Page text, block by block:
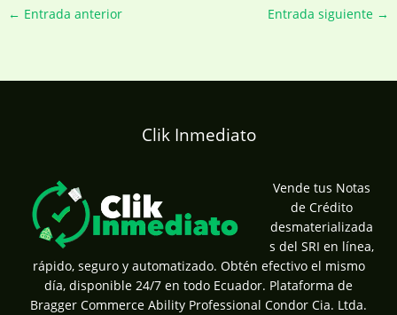
← Entrada anterior Entrada siguiente →
Clik Inmediato
Vende tus Notas
de Crédito
desmaterializada
s del SRI en línea,
rápido, seguro y automatizado. Obtén efectivo el mismo
día, disponible 24/7 en todo Ecuador. Plataforma de
Bragger Commerce Ability Professional Condor Cia. Ltda.